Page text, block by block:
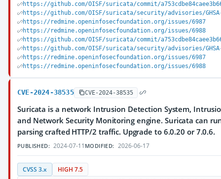
https://github.com/OISF/suricata/commit/
https://github.com/OISF/suricata/security/advisories/
https://redmine.openinfosecfoundation.org/issues/6987
https://redmine.openinfosecfoundation.org/issues/6988
https://github.com/OISF/suricata/commit/
https://github.com/OISF/suricata/security/advisories/
https://redmine.openinfosecfoundation.org/issues/6987
https://redmine.openinfosecfoundation.org/issues/6988
CVE-2024-38535 CVE-2024-38535
Suricata is a network Intrusion Detection System,
and Network Security Monitoring engine. Suricata can
parsing crafted HTTP/2 traffic. Upgrade to 6.0.20 or 7.0.6.
PUBLISHED: 2024-07-11 MODIFIED: 2026-06-17
CVSS 3.x HIGH 7.5